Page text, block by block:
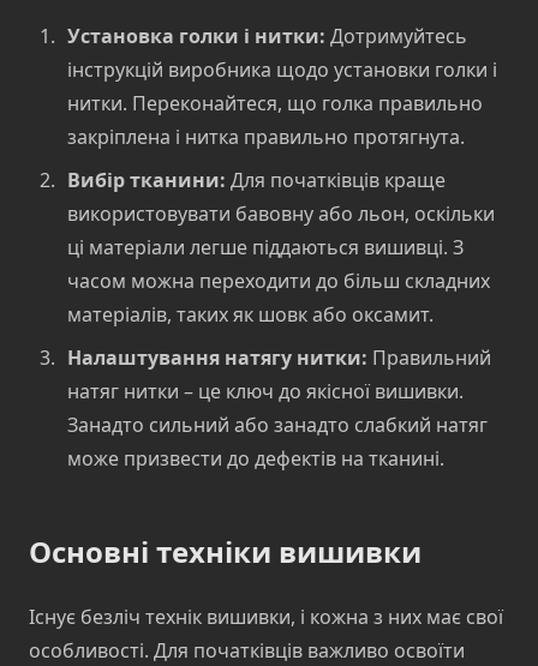
Установка голки і нитки: Дотримуйтесь
інструкцій виробника щодо установки голки і
нитки. Переконайтеся, що голка правильно
закріплена і нитка правильно протягнута.
Вибір тканини: Для початківців краще
використовувати бавовну або льон, оскільки
ці матеріали легше піддаються вишивці. З
часом можна переходити до більш складних
матеріалів, таких як шовк або оксамит.
Налаштування натягу нитки: Правильний
натяг нитки – це ключ до якісної вишивки.
Занадто сильний або занадто слабкий натяг
може призвести до дефектів на тканині.
Основні техніки вишивки
Існує безліч технік вишивки, і кожна з них має свої
особливості. Для початківців важливо освоїти